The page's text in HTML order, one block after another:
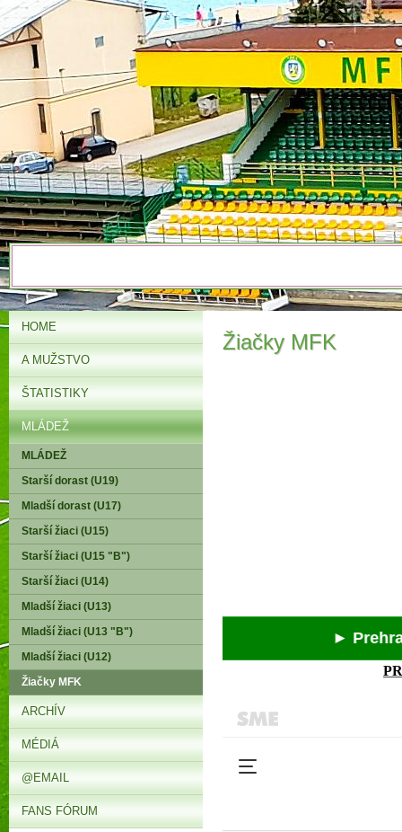
Žiačky MFK
► Prehra
HOME
A MUŽSTVO
ŠTATISTIKY
MLÁDEŽ
MLÁDEŽ
Starší dorast (U19)
Mladší dorast (U17)
Starší žiaci (U15)
Starší žiaci (U15 "B")
Starší žiaci (U14)
Mladší žiaci (U13)
Mladší žiaci (U13 "B")
Mladší žiaci (U12)
Žiačky MFK
ARCHÍV
MÉDIÁ
@EMAIL
FANS FÓRUM